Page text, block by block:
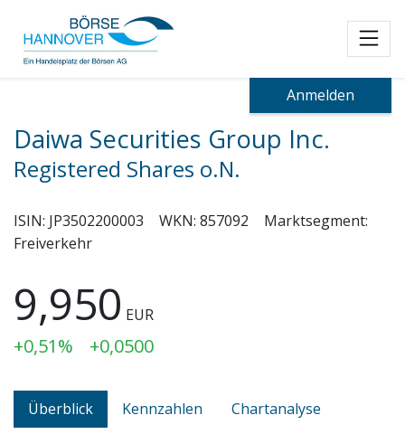
Anmelden
Daiwa Securities Group Inc.
Registered Shares o.N.
ISIN: JP3502200003 WKN: 857092
Marktsegment:
Freiverkehr
9,950 EUR
+0,51% +0,0500
Überblick Kennzahlen
Chartanalyse